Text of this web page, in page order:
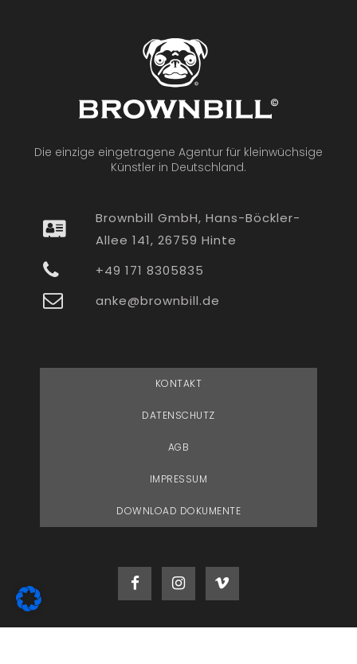
Die einzige eingetragene Agentur für kleinwüchsige
Künstler in Deutschland.
Brownbill GmbH, Hans-Böckler-
Allee 141, 26759 Hinte
+49 171 8305835
anke@brownbill.de
KONTAKT
DATENSCHUTZ
AGB
IMPRESSUM
DOWNLOAD DOKUMENTE